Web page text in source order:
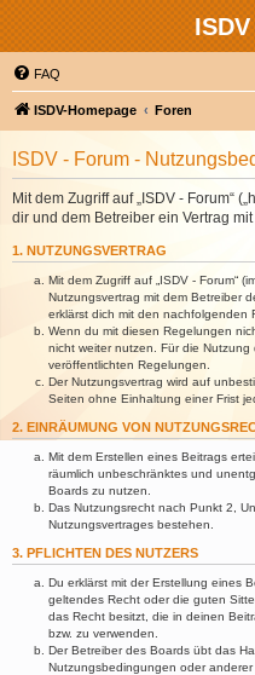
FAQ
ISDV-Homepage Foren
ISDV - Forum -
Mit dem Zugriff auf „ISDV - Forum“
dir und dem Betreiber ein Vertrag
1. NUTZUNGSVERTRAG
Mit dem Zugriff auf „ISDV - Forum“
Nutzungsvertrag mit dem Betreiber
erklärst dich mit den nachfolgenden
Wenn du mit diesen Regelungen
nicht weiter nutzen. Für die
veröffentlichten Regelungen.
Der Nutzungsvertrag wird auf
Seiten ohne Einhaltung einer Frist
2. EINRÄUMUNG VON
Mit dem Erstellen eines Beitrags
räumlich unbeschränktes und
Boards zu nutzen.
Das Nutzungsrecht nach Punkt 2,
Nutzungsvertrages bestehen.
3. PFLICHTEN DES NUTZERS
Du erklärst mit der Erstellung eines
geltendes Recht oder die guten
das Recht besitzt, die in deinen
bzw. zu verwenden.
Der Betreiber des Boards übt das
Nutzungsbedingungen oder